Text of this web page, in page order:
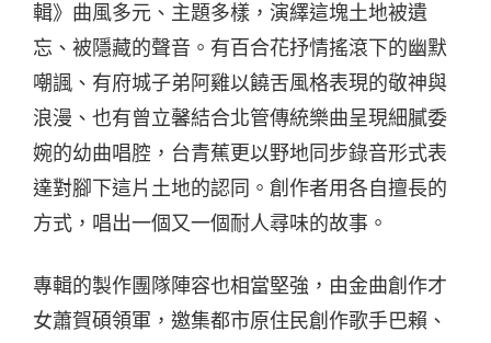
輯》曲風多元、主題多樣，演繹這塊土地被遺
忘、被隱藏的聲音。有百合花抒情搖滾下的幽默
嘲諷、有府城子弟阿雞以饒舌風格表現的敬神與
浪漫、也有曾立馨結合北管傳統樂曲呈現細膩委
婉的幼曲唱腔，台青蕉更以野地同步錄音形式表
達對腳下這片土地的認同。創作者用各自擅長的
方式，唱出一個又一個耐人尋味的故事。
專輯的製作團隊陣容也相當堅強，由金曲創作才
女蕭賀碩領軍，邀集都市原住民創作歌手巴賴、